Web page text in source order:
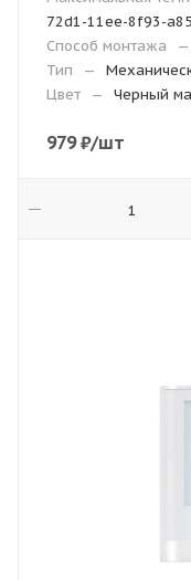
72d1-11ee-8f93-
Способ монтажа
—
Тип
—
Цвет
— Черный
979₽/шт